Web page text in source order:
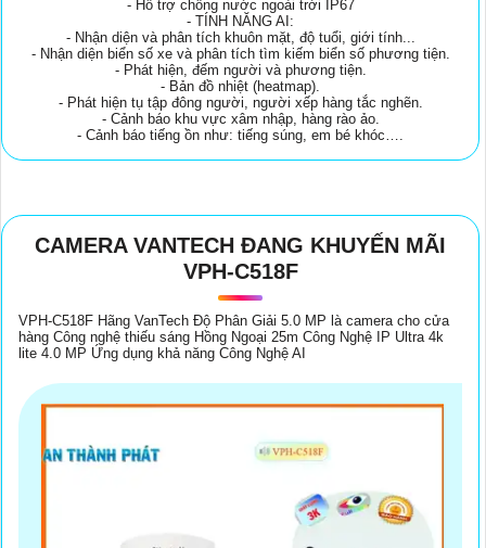
- Hỗ trợ chống nước ngoài trời IP67
- TÍNH NĂNG AI:
- Nhận diện và phân tích khuôn mặt, độ tuổi, giới tính...
- Nhận diện biển số xe và phân tích tìm kiếm biển số phương tiện.
- Phát hiện, đếm người và phương tiện.
- Bản đồ nhiệt (heatmap).
- Phát hiện tụ tập đông người, người xếp hàng tắc nghẽn.
- Cảnh báo khu vực xâm nhập, hàng rào ảo.
- Cảnh báo tiếng ồn như: tiếng súng, em bé khóc….
CAMERA VANTECH ĐANG KHUYẾN MÃI
VPH-C518F
VPH-C518F Hãng VanTech Độ Phân Giải 5.0 MP là camera cho cửa
hàng Công nghệ thiếu sáng Hồng Ngoại 25m Công Nghệ IP Ultra 4k
lite 4.0 MP Ứng dụng khả năng Công Nghệ AI